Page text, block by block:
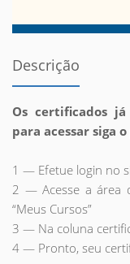
Descrição
Os certificados
para acessar siga
1 — Efetue login no
2 — Acesse a área
“Meus Cursos”
3 — Na coluna
4 — Pronto, seu